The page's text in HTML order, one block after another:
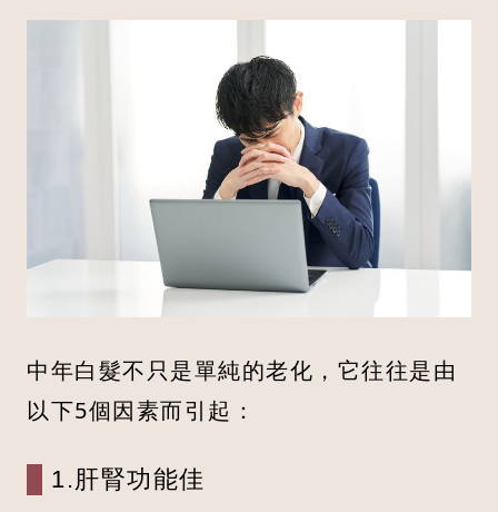
中年白髮不只是單純的老化，它往往是由
以下5個因素而引起：
1.肝腎功能佳